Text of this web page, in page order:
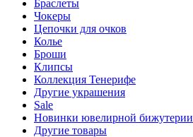
Браслеты
Чокеры
Цепочки для очков
Колье
Броши
Клипсы
Коллекция Тенерифе
Другие украшения
Sale
Новинки ювелирной бижутерии
Другие товары